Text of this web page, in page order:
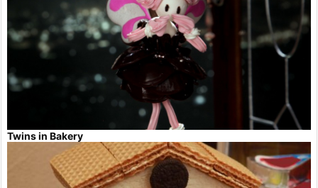
Twins in Bakery